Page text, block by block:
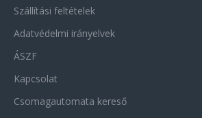
Szállítási feltételek
Adatvédelmi irányelvek
ÁSZF
Kapcsolat
Csomagautomata kereső